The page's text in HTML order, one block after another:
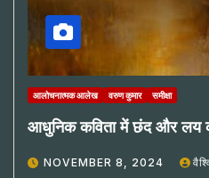
आलोचनात्मक आलेख वरुण कुमार समीक्षा
आधुनिक कविता में छंद और लय
NOVEMBER 8, 2024